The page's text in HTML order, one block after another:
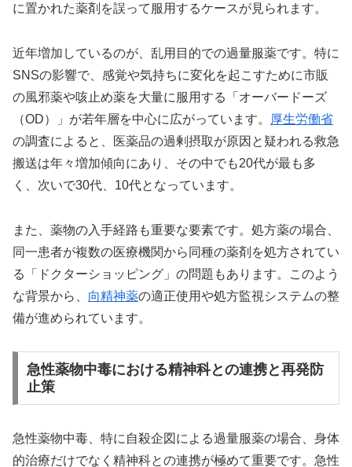
に置かれた薬剤を誤って服用するケースが見られます。
近年増加しているのが、乱用目的での過量服薬です。特に
SNSの影響で、感覚や気持ちに変化を起こすために市販
の風邪薬や咳止め薬を大量に服用する「オーバードーズ
（OD）」が若年層を中心に広がっています。
厚生労働省
の調査によると、医薬品の過剰摂取が原因と疑われる救急
搬送は年々増加傾向にあり、その中でも20代が最も多
く、次いで30代、10代となっています。
また、薬物の入手経路も重要な要素です。処方薬の場合、
同一患者が複数の医療機関から同種の薬剤を処方されてい
る「ドクターショッピング」の問題もあります。このよう
な背景から、 向精神薬の適正使用や処方監視システムの整
備が進められています。
急性薬物中毒における精神科との連携と再発防
止策
急性薬物中毒、特に自殺企図による過量服薬の場合、身体
的治療だけでなく精神科との連携が極めて重要です。急性